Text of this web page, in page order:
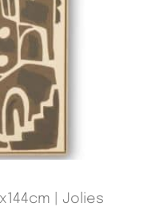
| Jolies